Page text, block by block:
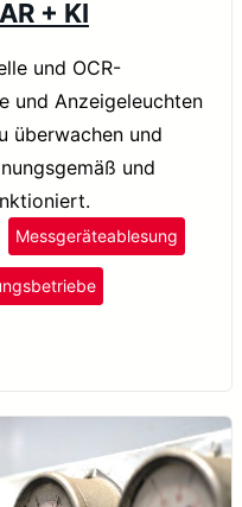
+ KI
und OCR-
und Anzeigeleuchten
überwachen und
und
Messgeräteablesung